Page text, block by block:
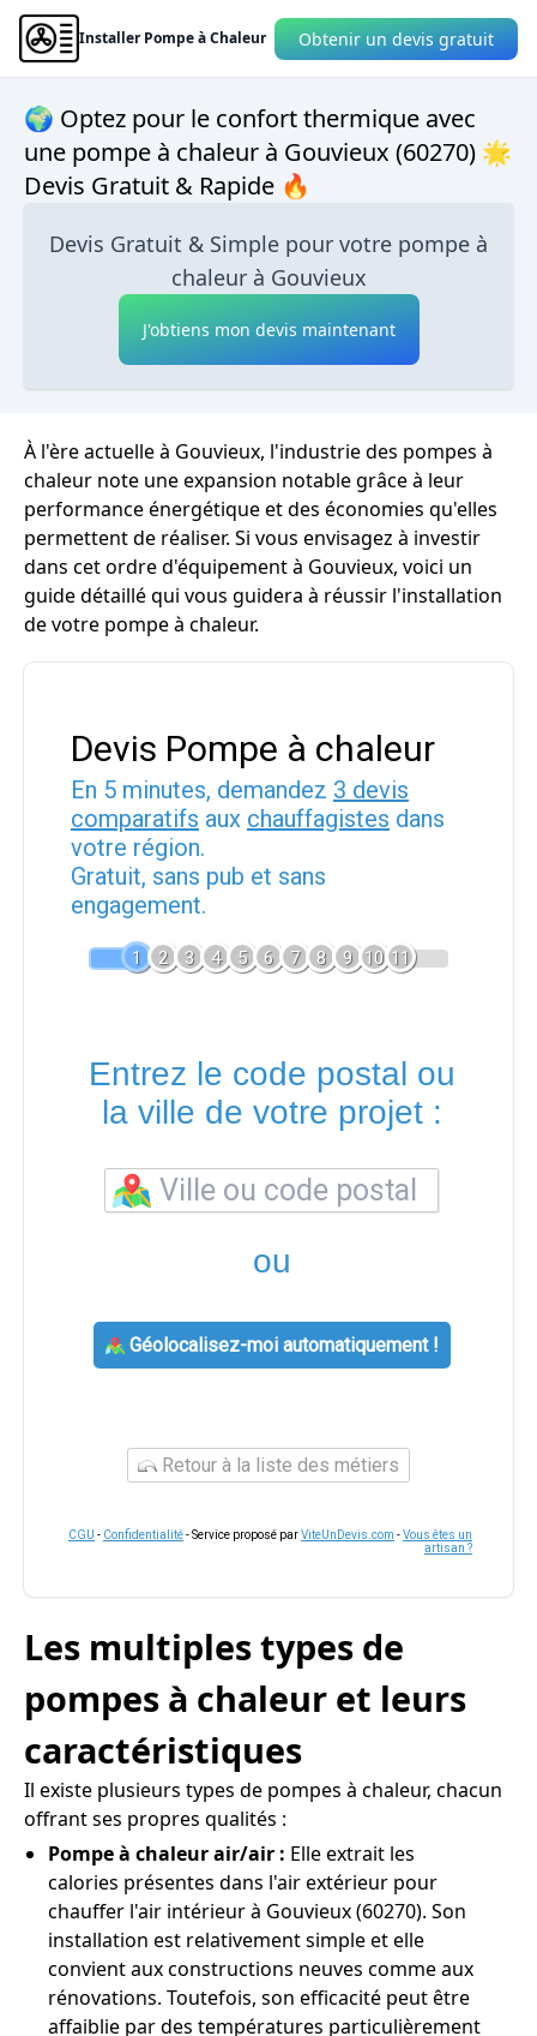
Installer Pompe à Chaleur Obtenir un devis gratuit
🌍 Optez pour le confort thermique avec
une pompe à chaleur à Gouvieux (60270) 🌟
Devis Gratuit & Rapide 🔥
Devis Gratuit & Simple pour votre pompe à
chaleur à Gouvieux
J'obtiens mon devis maintenant
À l'ère actuelle à Gouvieux, l'industrie des pompes à
chaleur note une expansion notable grâce à leur
performance énergétique et des économies qu'elles
permettent de réaliser. Si vous envisagez à investir
dans cet ordre d'équipement à Gouvieux, voici un
guide détaillé qui vous guidera à réussir l'installation
de votre pompe à chaleur.
Devis Pompe à chaleur
En 5 minutes, demandez 3 devis
comparatifs aux chauffagistes dans
votre région.
Gratuit, sans pub et sans
engagement.
1 2 3 4 5 6 7 8 9 10 11
Entrez le code postal ou
la ville de votre projet :
ou
Géolocalisez-moi automatiquement !
Retour à la liste des métiers
CGU - Confidentialité- Service proposé parViteUnDevis.com -Vous êtes un
artisan ?
Les multiples types de
pompes à chaleur et leurs
caractéristiques
Il existe plusieurs types de pompes à chaleur, chacun
offrant ses propres qualités :
Pompe à chaleur air/air : Elle extrait les
calories présentes dans l'air extérieur pour
chauffer l'air intérieur à Gouvieux (60270). Son
installation est relativement simple et elle
convient aux constructions neuves comme aux
rénovations. Toutefois, son efficacité peut être
affaiblie par des températures particulièrement